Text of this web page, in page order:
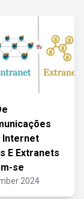
Internet
E Extranets
se
2024